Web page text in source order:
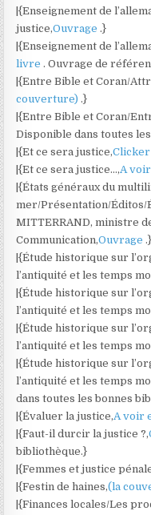
|{Enseignement de
justice,Ouvrage.}
|{Enseignement de
livre. Ouvrage de
|{Entre Bible et Coran/
couverture).}
|{Entre Bible et Coran/
Disponible dans toutes
|{Et ce sera justice,
|{Et ce sera justice…,A
|{États généraux du
mer/Présentation/
MITTERRAND, ministre
Communication,Ouvrage.}
|{Étude historique sur
l’antiquité et les temps
|{Étude historique sur
l’antiquité et les temps
|{Étude historique sur
l’antiquité et les temps
|{Étude historique sur
l’antiquité et les temps
dans toutes les bonnes
|{Évaluer la justice,A voir
|{Faut-il durcir la justice ?,
bibliothèque.}
|{Femmes et justice
|{Festin de haines,(la
|{Finances locales/Les